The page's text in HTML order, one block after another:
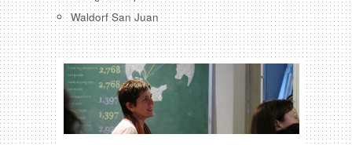
Waldorf San Juan